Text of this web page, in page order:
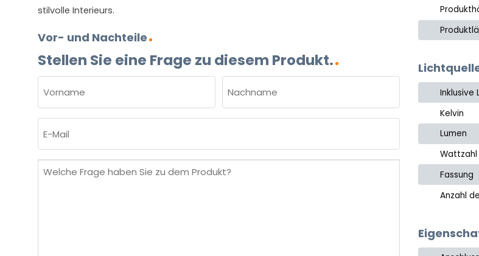
stilvolle Interieurs.
Vor- und Nachteile
Stellen Sie eine Frage zu diesem Produkt.
(ERFORDERLICH)
Vorname Nachname
Mail
Welche
Inklusive
Kelvin
Lumen
Wattzahl
Fassung
Anzahl